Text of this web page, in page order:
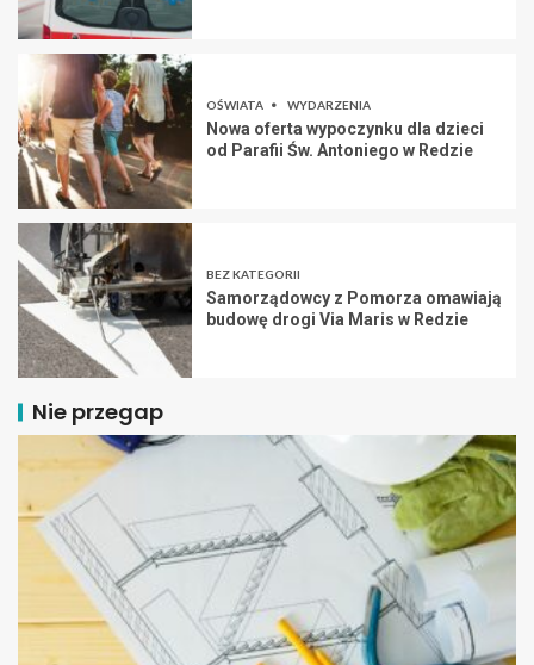
OŚWIATA WYDARZENIA
Nowa oferta wypoczynku dla dzieci
od Parafii Św. Antoniego w Redzie
BEZ KATEGORII
Samorządowcy z Pomorza omawiają
budowę drogi Via Maris w Redzie
Nie przegap